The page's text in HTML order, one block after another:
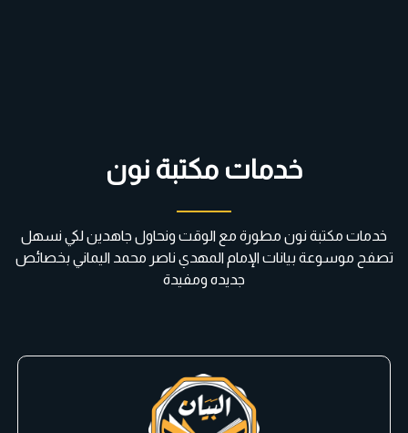
خدمات مكتبة نون
خدمات مكتبة نون مطورة مع الوقت ونحاول جاهدين لكي نسهل
تصفح موسوعة بيانات الإمام المهدي ناصر محمد اليماني بخصائص
جديده ومفيدة